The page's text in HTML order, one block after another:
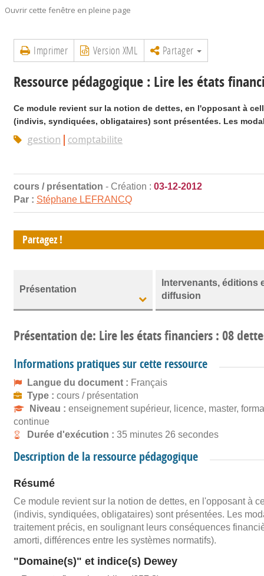
Ouvrir cette fenêtre en pleine page
Imprimer Version XML Partager
Ressource pédagogique : Lire les états
Ce module revient sur la notion de dettes, en l'opposant à
(indivis, syndiquées, obligataires) sont présentées. Les
gestion comptabilite
cours / présentation - Création : 03-12-2012
Par : Stéphane LEFRANCQ
Partagez !
Présentation
Intervenants, éditions
diffusion
Présentation de: Lire les états financiers : 08
Informations pratiques sur cette ressource
Langue du document : Français
Type : cours / présentation
Niveau : enseignement supérieur, licence, master,
continue
Durée d'exécution : 35 minutes 26 secondes
Description de la ressource pédagogique
Résumé
Ce module revient sur la notion de dettes, en l'opposant à
(indivis, syndiquées, obligataires) sont présentées. Les
traitement précis, en soulignant leurs conséquences
amorti, différences entre les systèmes normatifs).
"Domaine(s)" et indice(s) Dewey